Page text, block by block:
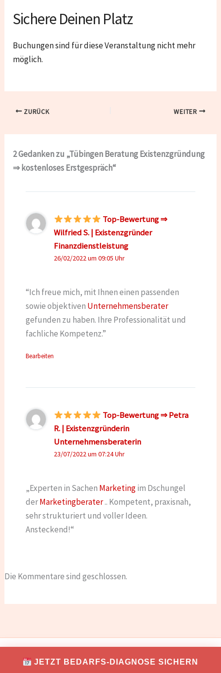
JETZT BEDARFS-DIAGNOSE SICHERN
Sichere Deinen Platz
Buchungen sind für diese Veranstaltung nicht mehr
möglich.
ZURÜCK WEITER
2 Gedanken zu „Tübingen Beratung Existenzgründung
⇒ kostenloses Erstgespräch“
Top-Bewertung ⇒
Wilfried S. | Existenzgründer
Finanzdienstleistung
26/02/2022 um 09:05 Uhr
“Ich freue mich, mit Ihnen einen passenden
sowie objektiven Unternehmensberater
gefunden zu haben. Ihre Professionalität und
fachliche Kompetenz.”
Bearbeiten
Top-Bewertung ⇒ Petra
R. | Existenzgründerin
Unternehmensberaterin
23/07/2022 um 07:24 Uhr
„Experten in Sachen Marketingim Dschungel
derMarketingberater.. Kompetent, praxisnah,
sehr strukturiert und voller Ideen.
Ansteckend!“
Die Kommentare sind geschlossen.
Copyright © 2026 TONNIKUM® macht Unternehmer!